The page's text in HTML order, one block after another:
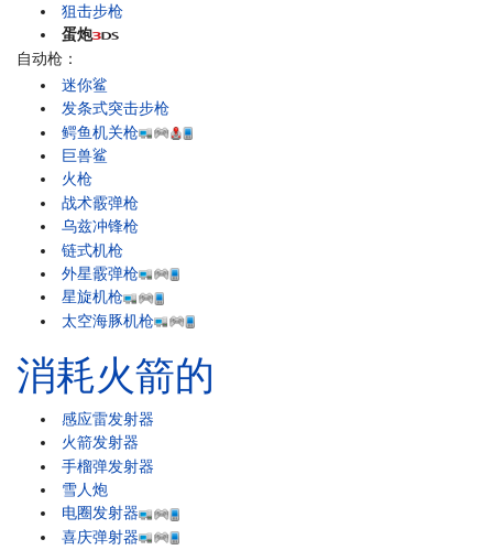
狙击步枪
蛋炮
自动枪：
迷你鲨
发条式突击步枪
鳄鱼机关枪
巨兽鲨
火枪
战术霰弹枪
乌兹冲锋枪
链式机枪
外星霰弹枪
星旋机枪
太空海豚机枪
消耗火箭的
感应雷发射器
火箭发射器
手榴弹发射器
雪人炮
电圈发射器
喜庆弹射器